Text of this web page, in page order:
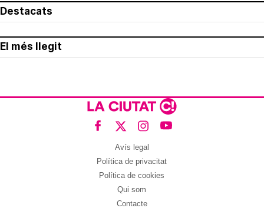
Destacats
El més llegit
Avís legal
Política de privacitat
Política de cookies
Qui som
Contacte